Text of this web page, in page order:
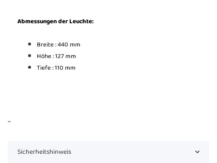
Abmessungen der Leuchte:
Breite : 440 mm
Höhe : 127 mm
Tiefe : 110 mm
...
Sicherheitshinweis